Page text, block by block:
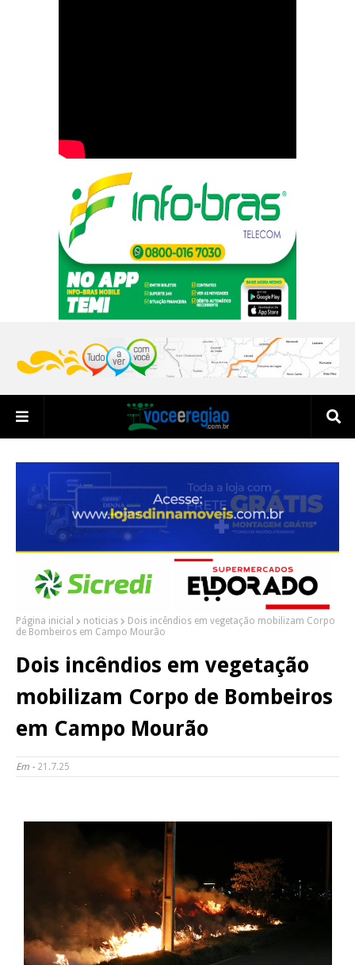
Página inicial noticias
Dois incêndios em vegetação mobilizam Corpo
de Bombeiros em Campo Mourão
Dois incêndios em vegetação
mobilizam Corpo de Bombeiros
em Campo Mourão
Em - 21.7.25